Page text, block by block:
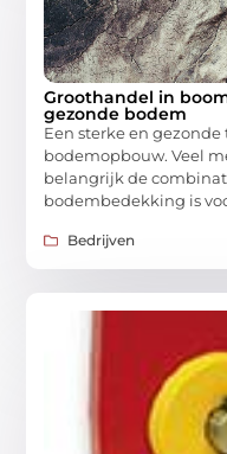
Groothandel in
gezonde bodem
Een sterke en
bodemopbouw. Veel
belangrijk de
bodembedekking is
Bedrijven